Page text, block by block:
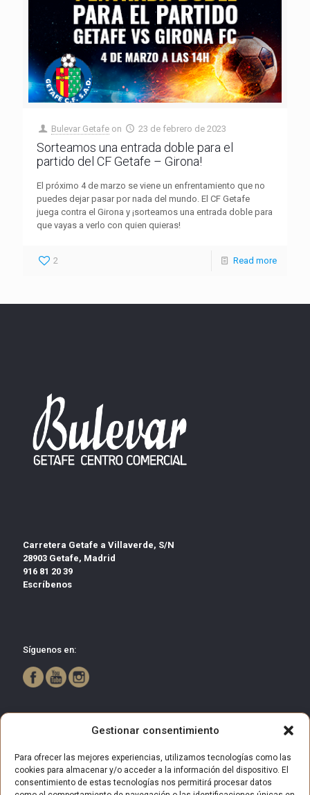
Gestionar consentimiento
Para ofrecer las mejores experiencias, utilizamos tecnologías como las
cookies para almacenar y/o acceder a la información del dispositivo. El
consentimiento de estas tecnologías nos permitirá procesar datos
Bulevar Getafe on 23 de febrero de 2023
Sorteamos una entrada doble para el
partido del CF Getafe – Girona!
El próximo 4 de marzo se viene un enfrentamiento que no
puedes dejar pasar por nada del mundo. El CF Getafe
juega contra el Girona y ¡sorteamos una entrada doble para
que vayas a verlo con quien quieras!
2 Read more
Carretera Getafe a Villaverde, S/N
28903 Getafe, Madrid
916 81 20 39
Escríbenos
Síguenos en: